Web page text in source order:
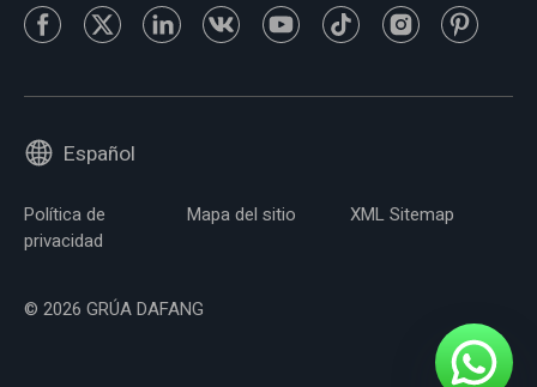
Español
Política de
privacidad
Mapa del sitio XML Sitemap
© 2026 GRÚA DAFANG